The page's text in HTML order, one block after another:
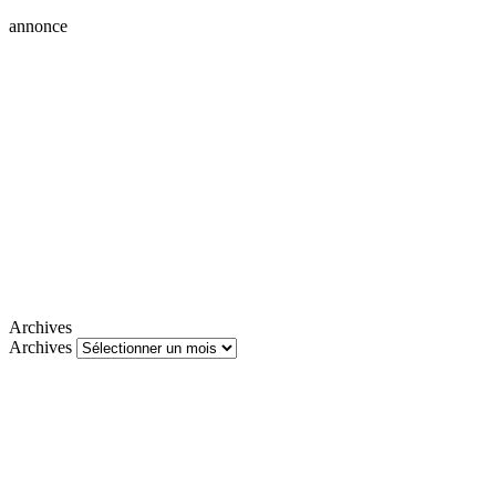
annonce
Archives
Archives